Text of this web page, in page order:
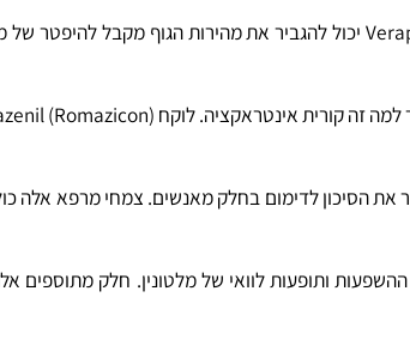
נטילת מלטונין יחד עם תרופות הרגעה עלולה